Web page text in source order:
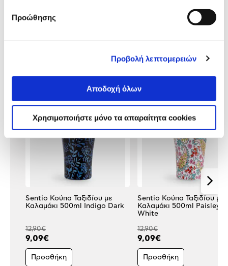
Προώθησης
Προβολή λεπτομερειών
Αποδοχή όλων
Χρησιμοποιήστε μόνο τα απαραίτητα cookies
Αξιολογήσεις
προϊόντα σε ενδιαφέρουν!
Sentio Κούπα Ταξιδίου με
Καλαμάκι 500ml Indigo Dark
12,90€
9,09€
Προσθήκη
Sentio Κούπα Ταξιδίου με
Καλαμάκι 500ml Paisley
White
12,90€
9,09€
Προσθήκη